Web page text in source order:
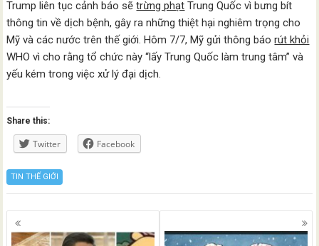
Trump liên tục cảnh báo sẽtrừng phạt Trung Quốc vì bưng bít
thông tin về dịch bệnh, gây ra những thiệt hại nghiêm trọng cho
Mỹ và các nước trên thế giới. Hôm 7/7, Mỹ gửi thông báorút khỏi
WHO vì cho rằng tổ chức này “lấy Trung Quốc làm trung tâm” và
yếu kém trong việc xử lý đại dịch.
Share this:
Twitter Facebook
TIN THẾ GIỚI
Posts
navigation